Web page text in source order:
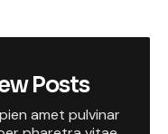
Posts
amet pulvinar